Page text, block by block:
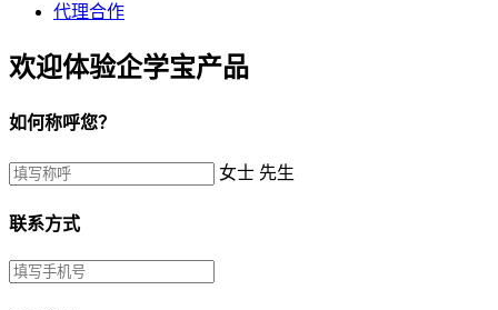
代理合作
欢迎体验企学宝产品
如何称呼您？
女士 先生
联系方式